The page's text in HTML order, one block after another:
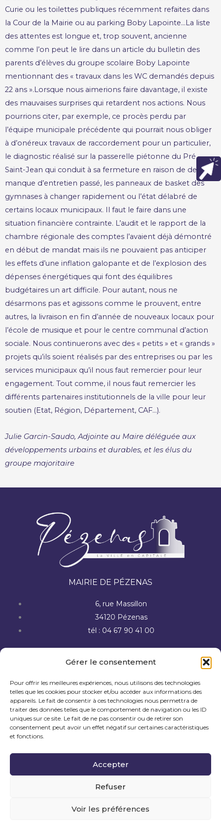
Gérer le consentement
Pour offrir les meilleures expériences, nous utilisons des technologies
telles que les cookies pour stocker et/ou accéder aux informations des
appareils. Le fait de consentir à ces technologies nous permettra de
traiter des données telles que le comportement de navigation ou les ID
uniques sur ce site. Le fait de ne pas consentir ou de retirer son
consentement peut avoir un effet négatif sur certaines caractéristiques
et fonctions.
Accepter
Refuser
Voir les préférences
Curie ou les toilettes publiques récemment refaites dans
la Cour de la Mairie ou au parking Boby Lapointe…La liste
des attentes est longue et, trop souvent, ancienne
comme l’on peut le lire dans un article du bulletin des
parents d’élèves du groupe scolaire Boby Lapointe
mentionnant des « travaux dans les WC demandés depuis
22 ans ».Lorsque nous aimerions faire davantage, il existe
des mauvaises surprises qui retardent nos actions. Nous
pourrions citer, par exemple, ce procès perdu par
l’équipe municipale précédente qui pourrait nous obliger
à d’onéreux travaux de raccordement pour un particulier,
le diagnostic réalisé sur la passerelle piétonne du Pré
Saint-Jean qui conduit à sa fermeture en raison de de son
manque d’entretien passé, les panneaux de basket des
gymnases à changer rapidement ou l’état délabré de
certains locaux municipaux. Il faut le faire dans une
situation financière contrainte. L’audit et le rapport de la
chambre régionale des comptes l’avaient déjà démontré
en début de mandat mais ils ne pouvaient pas anticiper
les effets d’une inflation galopante et de l’explosion des
dépenses énergétiques qui font des équilibres
budgétaires un art difficile. Pour autant, nous ne
désarmons pas et agissons comme le prouvent, entre
autres, la livraison en fin d’année de nouveaux locaux pour
l’école de musique et pour le centre communal d’action
sociale. Nous continuerons avec des « petits » et « grands »
projets qu’ils soient réalisés par des entreprises ou par les
services municipaux qu’il nous faut remercier pour leur
engagement. Tout comme, il nous faut remercier les
différents partenaires institutionnels de la ville pour leur
soutien (Etat, Région, Département, CAF…).
Julie Garcin-Saudo, Adjointe au Maire déléguée aux
développements urbains et durables, et les élus du
groupe majoritaire
MAIRIE DE PÉZENAS
6, rue Massillon
34120 Pézenas
tél : 04 67 90 41 00
Foire aux questions
Contactez-nous
Mentions légales
Déclaration d’accessibilité